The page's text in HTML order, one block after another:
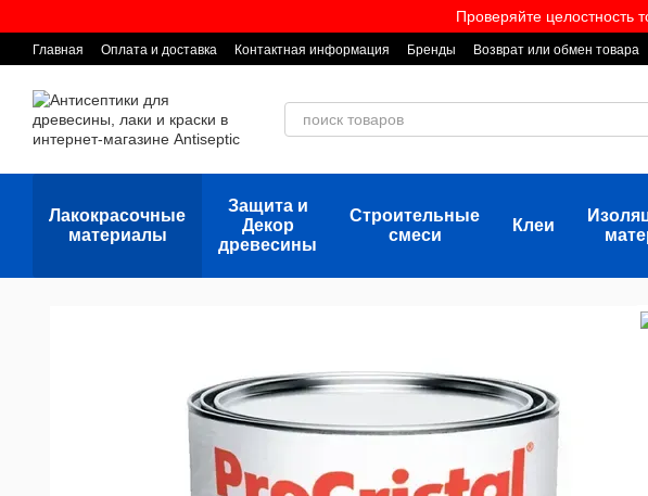
Проверяйте целостность
Главная Оплата и доставка Контактная информация Бренды Возврат или обмен товара
Лакокрасочные
материалы
Защита и
Декор
древесины
Строительные
смеси
Клеи